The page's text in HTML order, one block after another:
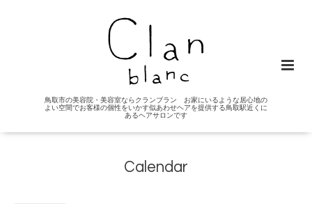
鳥取市の美容院・美容室ならクランブラン お家にいるような居心地の
よい空間でお客様の個性をいかす似あわせヘアを提供する鳥取駅近くに
あるヘアサロンです
Calendar